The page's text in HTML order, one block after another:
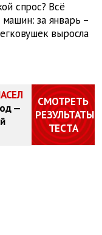
спрос? Всё
за январь –
выросла
—
СМОТРЕТЬ
РЕЗУЛЬТАТЫ
ТЕСТА